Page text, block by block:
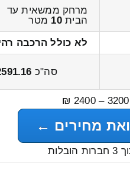
מרחק ממשאית עד
הבית10 מטר
לא כולל הרכבה
סה"כ
3200 – 2400 ₪
מחירים ←